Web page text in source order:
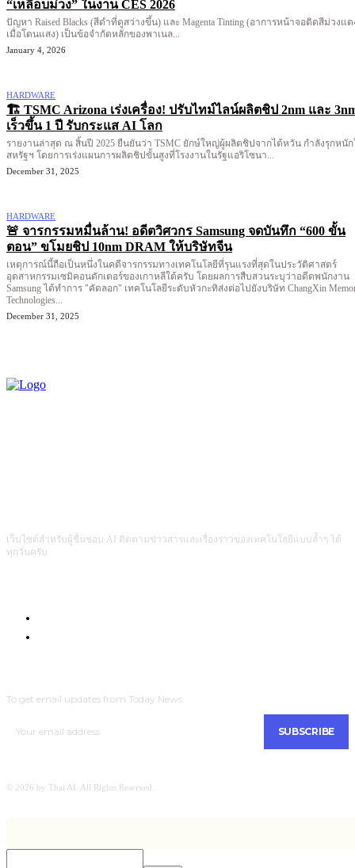
“เหลือบม่วง” ในงาน CES 2026
ปัญหา Raised Blacks (สีดำที่ดูสว่างขึ้น) และ Magenta Tinting (อาการหน้าจอติดสีม่วงแด
เมื่อโดนแสง) เป็นข้อจำกัดหลักของพาเนล...
January 4, 2026
HARDWARE
🏗️ TSMC Arizona เร่งเครื่อง! ปรับไทม์ไลน์ผลิตชิป 2nm และ
เร็วขึ้น 1 ปี รับกระแส AI โลก
รายงานล่าสุด ณ สิ้นปี 2025 ยืนยันว่า TSMC ยักษ์ใหญ่ผู้ผลิตชิปจากไต้หวัน กำลังรุกหนัก
สหรัฐฯ โดยการเร่งแผนการผลิตชิปขั้นสูงที่โรงงานในรัฐแอริโซนา...
December 31, 2025
HARDWARE
🚨 จารกรรมหมื่นล้าน! อดีตวิศวกร Samsung จดบันทึก “600 ขั้น
ตอน” ขโมยชิป 10nm DRAM ให้บริษัทจีน
เหตุการณ์นี้ถือเป็นหนึ่งในคดีจารกรรมทางเทคโนโลยีที่รุนแรงที่สุดในประวัติศาสตร์
อุตสาหกรรมเซมิคอนดักเตอร์ของเกาหลีใต้ครับ โดยผลการสืบสวนระบุว่าอดีตพนักงาน
Samsung ได้ทำการ "คัดลอก" เทคโนโลยีระดับหัวกะทิส่งต่อไปยังบริษัท ChangXin
Technologies...
December 31, 2025
เว็บไซต์สำหรับผู้ชื่นชอบ AI ติดตามข่าวสารและเรื่องราวของเทคโนโลยีแบบล้ำๆ ได้
ทุกวันครับ
To get email updates from Today News.
SUBSCRIBE
© 2026 by Thai AI. All Rights Reserved.